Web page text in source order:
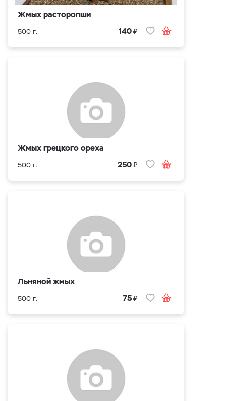
Жмых расторопши
500 г. 140₽
Жмых грецкого ореха
500 г. 250₽
Льняной жмых
500 г. 75₽